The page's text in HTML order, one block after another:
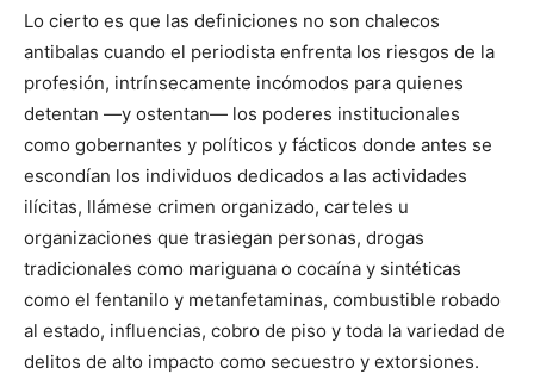
Lo cierto es que las definiciones no son chalecos
antibalas cuando el periodista enfrenta los riesgos de la
profesión, intrínsecamente incómodos para quienes
detentan —y ostentan— los poderes institucionales
como gobernantes y políticos y fácticos donde antes se
escondían los individuos dedicados a las actividades
ilícitas, llámese crimen organizado, carteles u
organizaciones que trasiegan personas, drogas
tradicionales como mariguana o cocaína y sintéticas
como el fentanilo y metanfetaminas, combustible robado
al estado, influencias, cobro de piso y toda la variedad de
delitos de alto impacto como secuestro y extorsiones.